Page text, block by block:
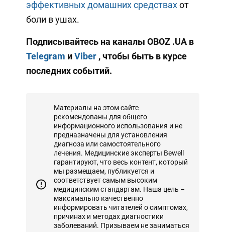
эффективных домашних средствахот
боли в ушах.
Подписывайтесь на каналы OBOZ .UA в
Telegram иViber , чтобы быть в курсе
последних событий.
Материалы на этом сайте
рекомендованы для общего
информационного использования и не
предназначены для установления
диагноза или самостоятельного
лечения. Медицинские эксперты Bewell
гарантируют, что весь контент, который
мы размещаем, публикуется и
соответствует самым высоким
медицинским стандартам. Наша цель –
максимально качественно
информировать читателей о симптомах,
причинах и методах диагностики
заболеваний. Призываем не заниматься